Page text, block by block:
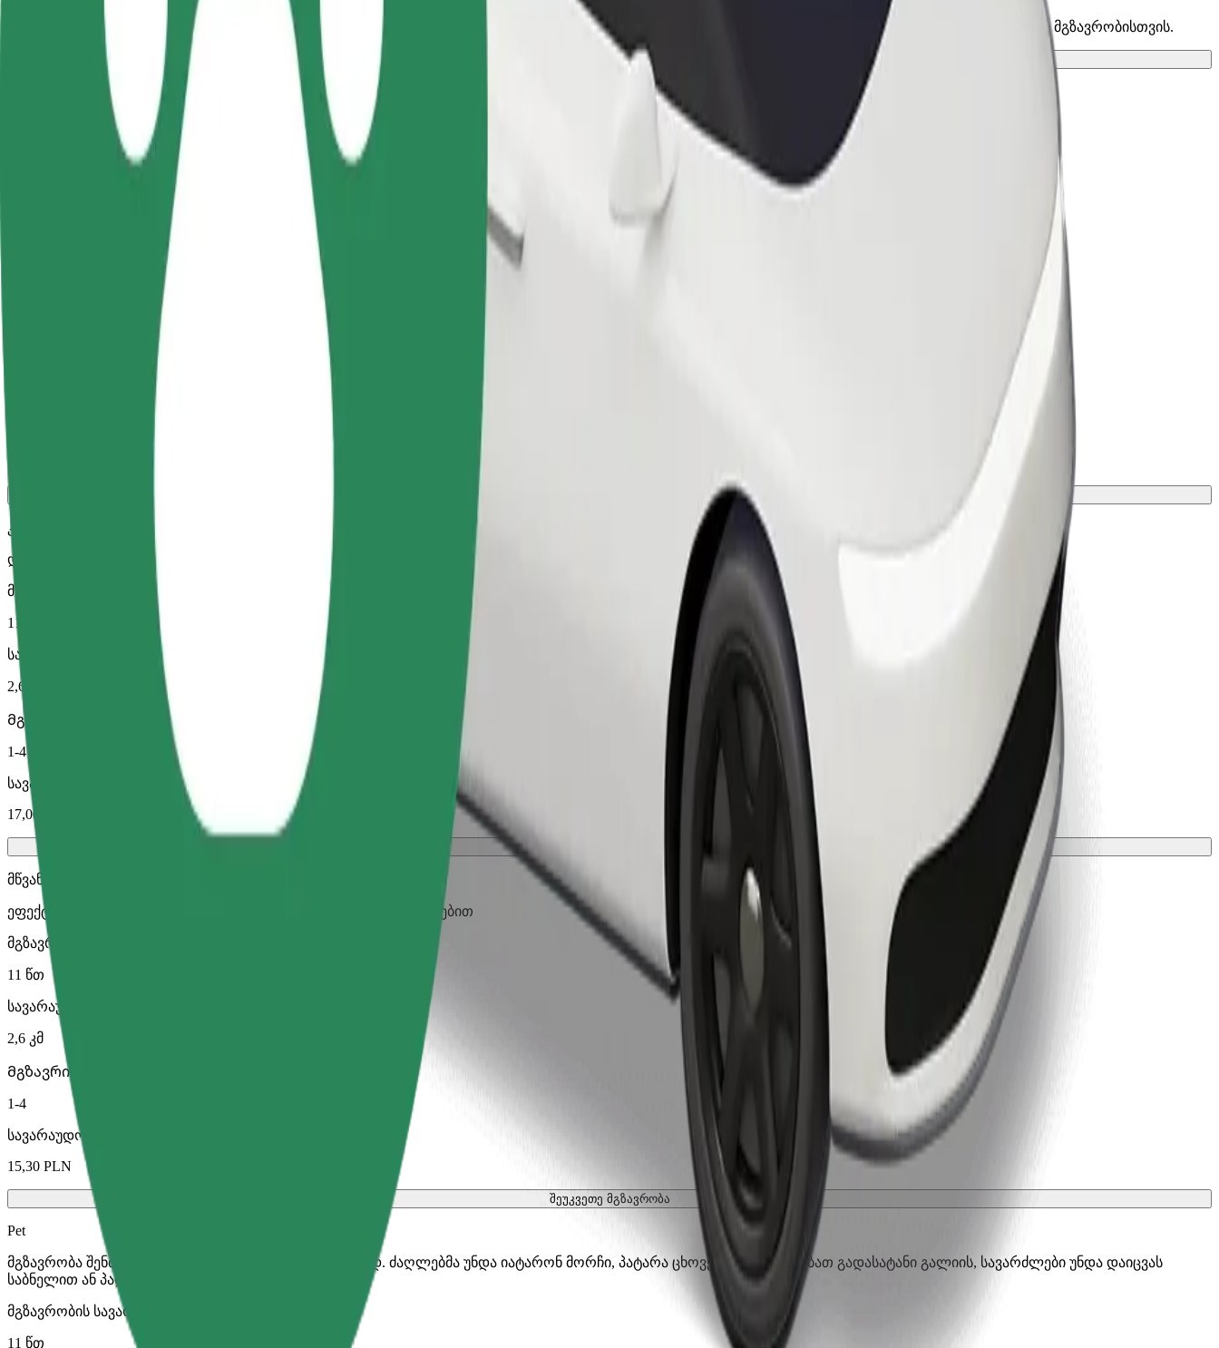
Piotrkowska Centrum დან Dworzec Łódź Fabryczna მდე გადაადგილების საუკეთესო გზას ეძებ? აღმოაჩინე ჩვენი სერვისები და იპოვე საუკეთესო ვარიანტი შენი მგზავრობისთვის.
გადმოწერე აპლიკაცია
Piotrkowska Centrum
Dworzec Łódź Fabryczna
კომფორტი და სიმარტივე შენს ხელთაა!
სანდო მგზავრობები ყოველდღიური საშუალო ზომის ავტომობილებით.
მგზავრობის სავარაუდო დრო
-3,40 PLN
კომფორტი
დიდი მანქანები მეტი სივრცით
მგზავრობის სავარაუდო დრო
11 წთ
სავარაუდო მანძილი
2,6 კმ
Მგზავრი
1-4
სავარაუდო ფასი
17,00 PLN
მწვანე
ეფექტური მგზავრობები ჰიბრიდული და ელექტრო ავტომობილებით
მგზავრობის სავარაუდო დრო
11 წთ
სავარაუდო მანძილი
2,6 კმ
Მგზავრი
1-4
სავარაუდო ფასი
15,30 PLN
შეუკვეთე მგზავრობა
Pet
მგზავრობა შენთან და შენს შინაურ ცხოველთან ერთად. ძაღლებმა უნდა იატარონ მორჩი, პატარა ცხოველებს სჭირდებათ გადასატანი გალიის, სავარძლები უნდა დაიცვას
საბნელით ან პადით.
მგზავრობის სავარაუდო დრო
11 წთ